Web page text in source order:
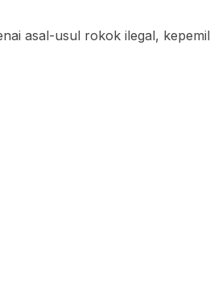
asal-usul rokok ilegal,